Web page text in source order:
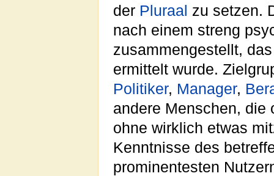
der Pluraal zu setzen.
nach einem streng
zusammengestellt,
ermittelt wurde.
Politiker, Manager,
andere Menschen, die
ohne wirklich etwas
Kenntnisse des
prominentesten